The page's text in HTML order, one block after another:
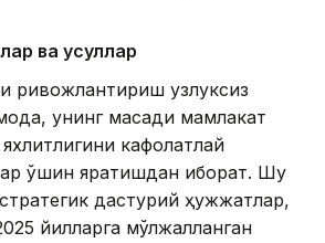
ва усуллар
ривожлантириш узлуксиз
унинг мақсади мамлакат
кафолатлай
қўшин яратишдан иборат. Шу
дастурий ҳужжатлар,
йилларга мўлжалланган